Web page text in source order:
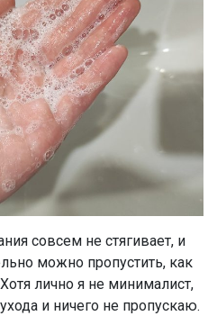
совсем не стягивает, и
можно пропустить, как
лично я не минималист,
и ничего не пропускаю.